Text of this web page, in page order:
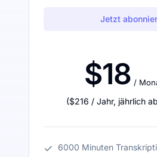
Jetzt
$18 /
($216 / Jahr, jährlich
6000 Minuten